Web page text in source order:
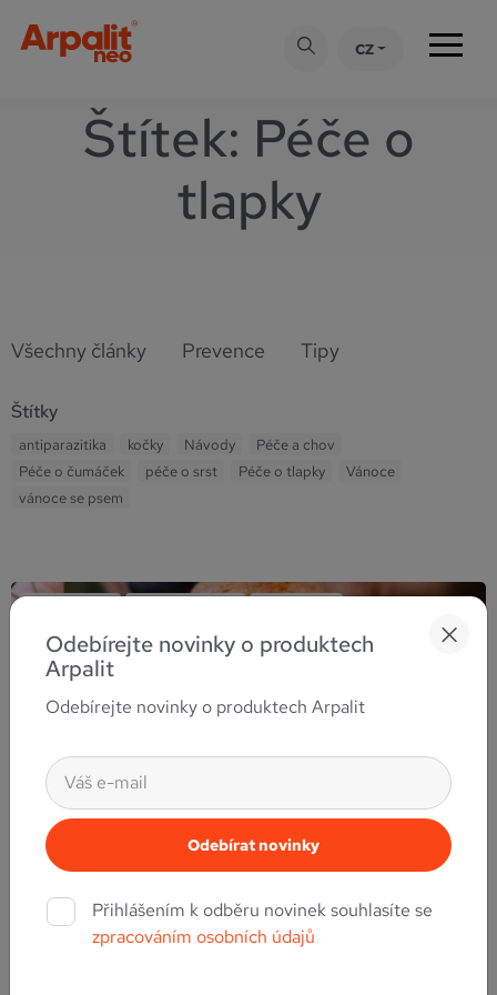
CZ
Štítek: Péče o
tlapky
Všechny články Prevence Tipy
Štítky
antiparazitika kočky Návody
Péče a chov
Péče o čumáček
péče o srst Péče o tlapky
Vánoce
vánoce se psem
12. února, 2026
Proč a jak chránit psí čumák i packy přes zimu?
Proč a jak chránit psí čumák i packy přes zimu?
Odebírejte novinky o produktech
Arpalit
Odebírejte novinky o produktech Arpalit
Přihlášením k odběru novinek souhlasíte se
zpracováním osobních údajů